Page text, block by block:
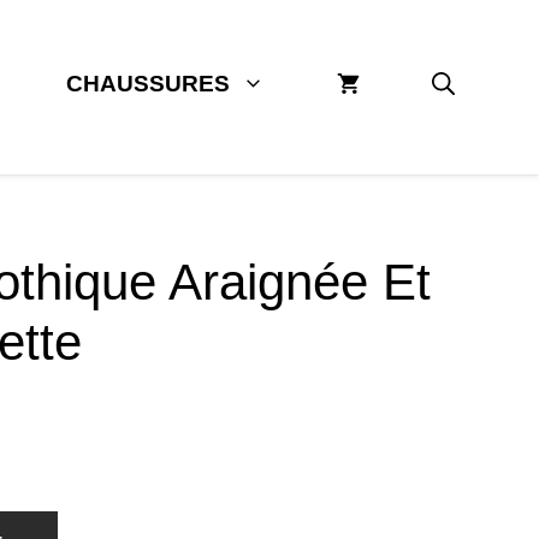
CHAUSSURES
Araignée Et